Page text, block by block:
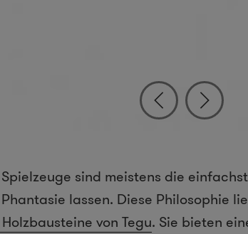
sind meistens die
lassen. Diese Philosophie
von Tegu. Sie bieten